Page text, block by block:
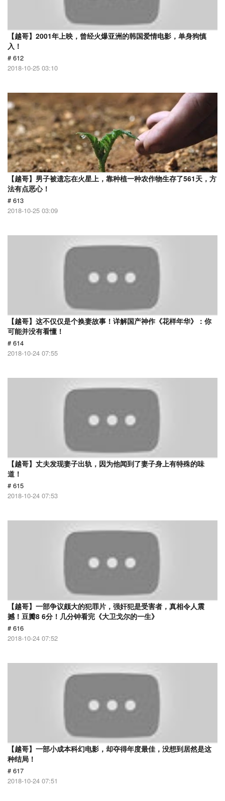
【越哥】2001年上映，曾经火爆亚洲的韩国爱情电影，单身狗慎
入！
# 612
2018-10-25 03:10
【越哥】男子被遗忘在火星上，靠种植一种农作物生存了561天，方
法有点恶心！
# 613
2018-10-25 03:09
【越哥】这不仅仅是个换妻故事！详解国产神作《花样年华》：你
可能并没有看懂！
# 614
2018-10-24 07:55
【越哥】丈夫发现妻子出轨，因为他闻到了妻子身上有特殊的味
道！
# 615
2018-10-24 07:53
【越哥】一部争议颇大的犯罪片，强奸犯是受害者，真相令人震
撼！豆瓣8 6分！几分钟看完《大卫戈尔的一生》
# 616
2018-10-24 07:52
【越哥】一部小成本科幻电影，却夺得年度最佳，没想到居然是这
种结局！
# 617
2018-10-24 07:51